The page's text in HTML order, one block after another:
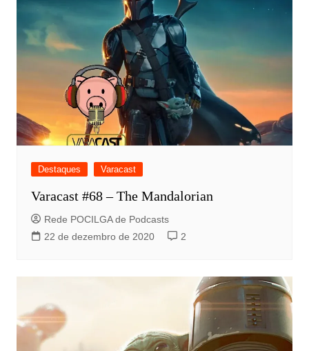
Destaques Varacast
Varacast #68 – The Mandalorian
Rede POCILGA de Podcasts
22 de dezembro de 2020
2